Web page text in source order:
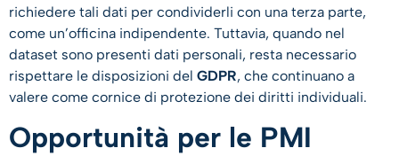
richiedere tali dati per condividerli con una terza parte,
come un’officina indipendente. Tuttavia, quando nel
dataset sono presenti dati personali, resta necessario
rispettare le disposizioni del GDPR, che continuano a
valere come cornice di protezione dei diritti individuali.
Opportunità per le PMI